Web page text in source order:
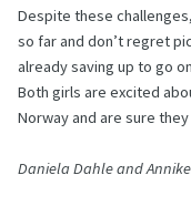
Despite these
so far and don’t regret
already saving up to go
Both girls are excited
Norway and are sure
Daniela Dahle and